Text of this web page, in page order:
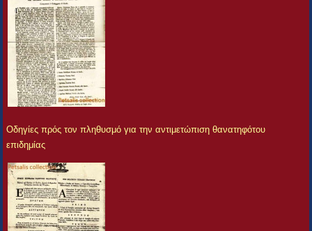
Οδηγίες πρός τον πληθυσμό για την αντιμετώπιση θανατηφότου
επιδημίας